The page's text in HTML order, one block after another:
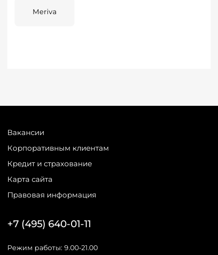
Meriva
Вакансии
Корпоративным клиентам
Кредит и страхование
Карта сайта
Правовая информация
+7 (495) 640-01-11
Режим работы: 9.00-21.00